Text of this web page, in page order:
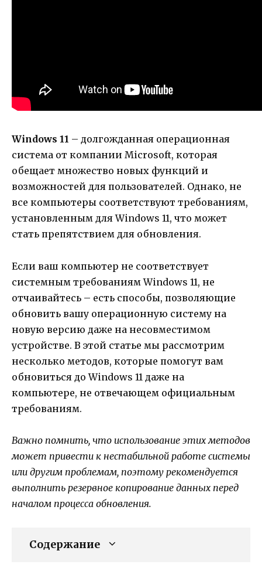
Windows 11 – долгожданная операционная
система от компании Microsoft, которая
обещает множество новых функций и
возможностей для пользователей. Однако, не
все компьютеры соответствуют требованиям,
установленным для Windows 11, что может
стать препятствием для обновления.
Если ваш компьютер не соответствует
системным требованиям Windows 11, не
отчаивайтесь – есть способы, позволяющие
обновить вашу операционную систему на
новую версию даже на несовместимом
устройстве. В этой статье мы рассмотрим
несколько методов, которые помогут вам
обновиться до Windows 11 даже на
компьютере, не отвечающем официальным
требованиям.
Важно помнить, что использование этих методов
может привести к нестабильной работе системы
или другим проблемам, поэтому рекомендуется
выполнить резервное копирование данных перед
началом процесса обновления.
Содержание